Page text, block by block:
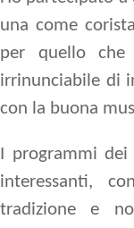
una come
per quello che
irrinunciabile di
con la buona
I programmi
interessanti,
tradizione e